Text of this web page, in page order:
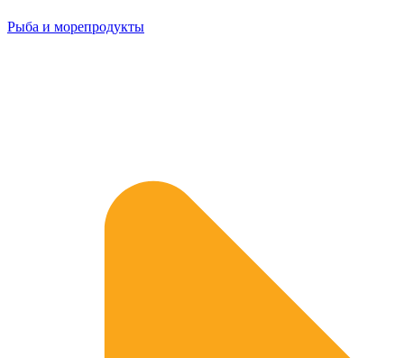
Рыба и морепродукты